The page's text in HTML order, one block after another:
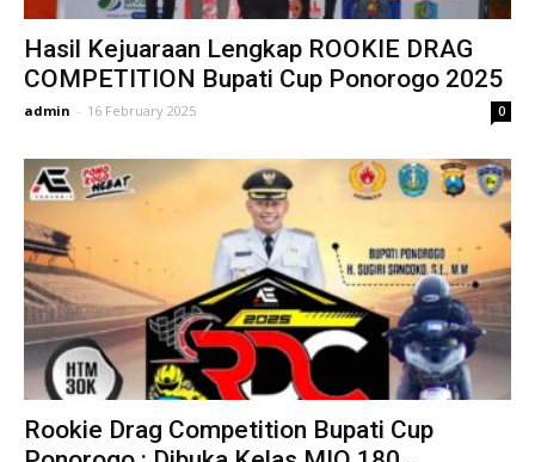
Hasil Kejuaraan Lengkap ROOKIE DRAG
COMPETITION Bupati Cup Ponorogo 2025
admin - 16 February 2025 0
Rookie Drag Competition Bupati Cup